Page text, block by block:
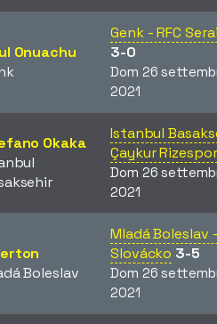
Onuachu
Genk - RFC
3-0
Dom 26
2021
Okaka
Istanbul
Çaykur Rizespor
Dom 26
2021
Boleslav
Mladá Boleslav -
Slovácko 3-5
Dom 26
2021